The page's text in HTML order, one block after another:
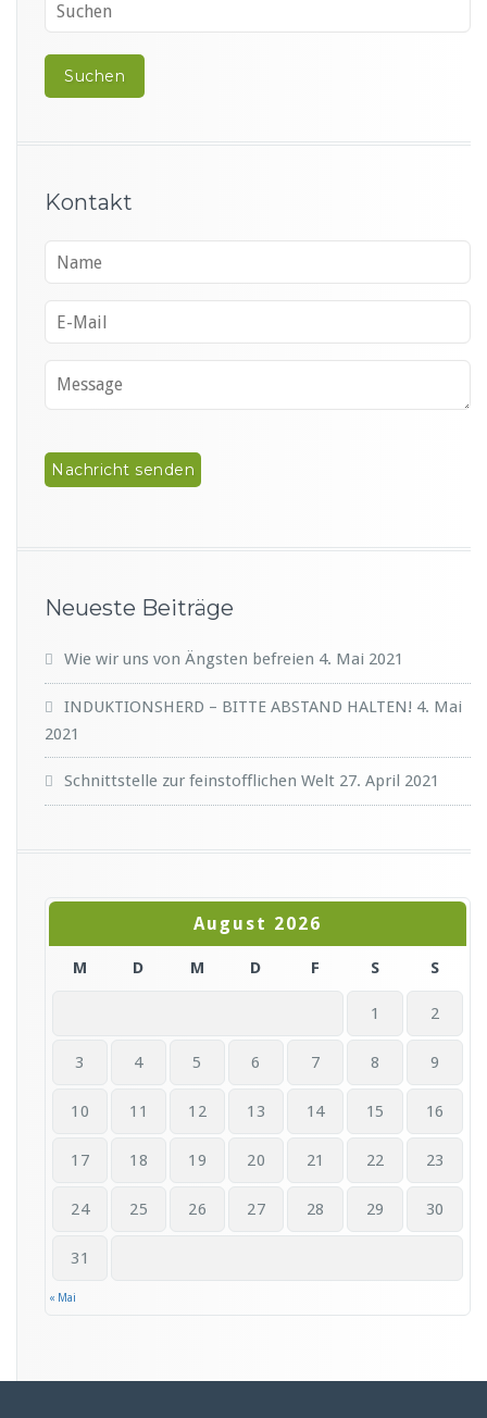
Kontakt
Neueste Beiträge
Wie wir uns von Ängsten befreien 4. Mai 2021
INDUKTIONSHERD – BITTE ABSTAND HALTEN! 4. Mai
2021
Schnittstelle zur feinstofflichen Welt 27. April 2021
August 2026
M D M D F S S
1 2
3 4 5 6 7 8 9
10 11 12 13 14 15 16
17 18 19 20 21 22 23
24 25 26 27 28 29 30
31
« Mai